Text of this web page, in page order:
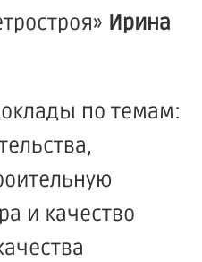
» Ирина
по темам:
и качество